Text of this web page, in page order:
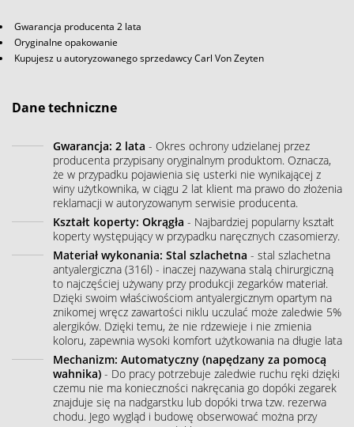
Gwarancja producenta 2 lata
Oryginalne opakowanie
Kupujesz u autoryzowanego sprzedawcy Carl Von Zeyten
Dane techniczne
Gwarancja: 2 lata - Okres ochrony udzielanej przez
producenta przypisany oryginalnym produktom. Oznacza,
że w przypadku pojawienia się usterki nie wynikającej z
winy użytkownika, w ciągu 2 lat klient ma prawo do złożenia
reklamacji w autoryzowanym serwisie producenta.
Kształt koperty: Okrągła - Najbardziej popularny kształt
koperty występujący w przypadku naręcznych czasomierzy.
Materiał wykonania: Stal szlachetna - stal szlachetna
antyalergiczna (316l) - inaczej nazywana stalą chirurgiczną
to najczęściej używany przy produkcji zegarków materiał.
Dzięki swoim właściwościom antyalergicznym opartym na
znikomej wręcz zawartości niklu uczulać może zaledwie 5%
alergików. Dzięki temu, że nie rdzewieje i nie zmienia
koloru, zapewnia wysoki komfort użytkowania na długie lata
Mechanizm: Automatyczny (napędzany za pomocą
wahnika) - Do pracy potrzebuje zaledwie ruchu ręki dzięki
czemu nie ma konieczności nakręcania go dopóki zegarek
znajduje się na nadgarstku lub dopóki trwa tzw. rezerwa
chodu. Jego wygląd i budowę obserwować można przy